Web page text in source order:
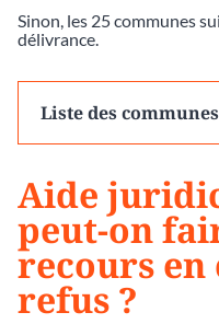
Sinon, les 25 communes
délivrance.
Liste des communes
Aide
peut-on
recours en
refus ?